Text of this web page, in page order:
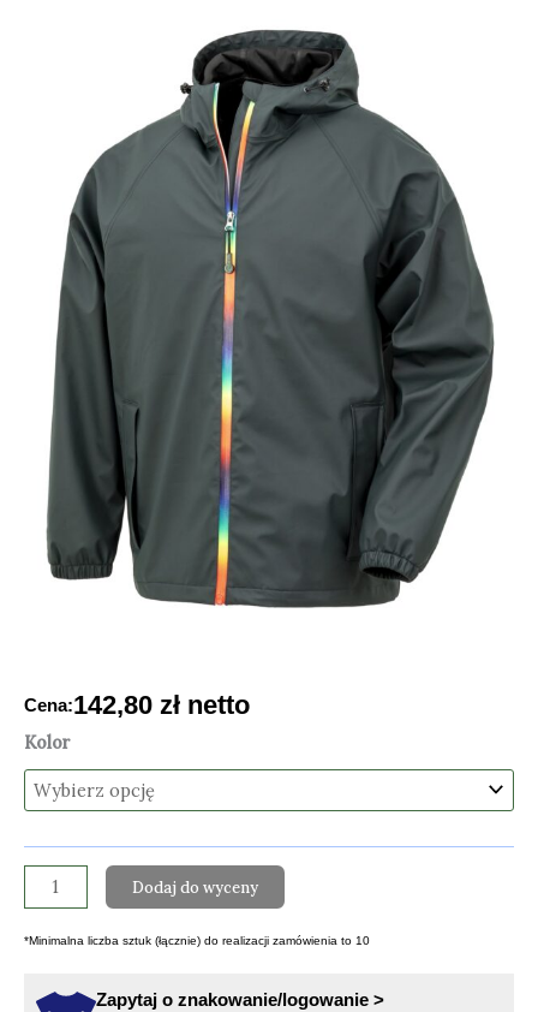
Cena:142,80 zł netto
Kolor
ilość
KURTKA
MĘSKA
BACKING
Dodaj do wyceny
*Minimalna liczba sztuk (łącznie) do realizacji zamówienia to 10
Zapytaj o znakowanie/logowanie >